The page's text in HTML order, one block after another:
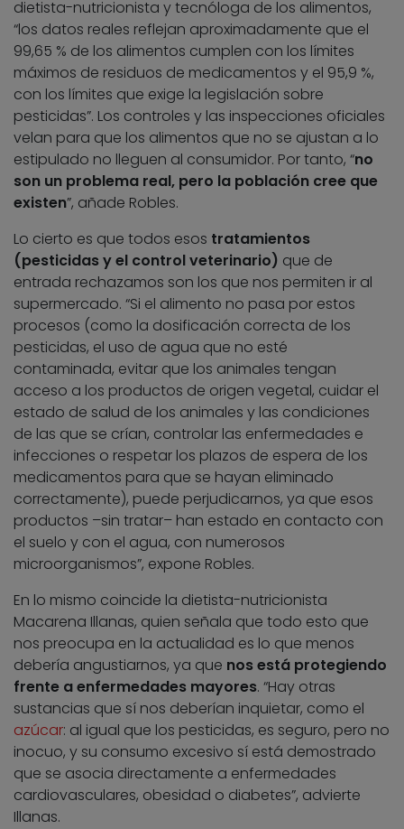
dietista-nutricionista y tecnóloga de los alimentos,
“los datos reales reflejan aproximadamente que el
99,65 % de los alimentos cumplen con los límites
máximos de residuos de medicamentos y el 95,9 %,
con los límites que exige la legislación sobre
pesticidas”. Los controles y las inspecciones oficiales
velan para que los alimentos que no se ajustan a lo
estipulado no lleguen al consumidor. Por tanto, “no
son un problema real, pero la población cree que
existen”, añade Robles.
Lo cierto es que todos esos tratamientos
(pesticidas y el control veterinario) que de
entrada rechazamos son los que nos permiten ir al
supermercado. “Si el alimento no pasa por estos
procesos (como la dosificación correcta de los
pesticidas, el uso de agua que no esté
contaminada, evitar que los animales tengan
acceso a los productos de origen vegetal, cuidar el
estado de salud de los animales y las condiciones
de las que se crían, controlar las enfermedades e
infecciones o respetar los plazos de espera de los
medicamentos para que se hayan eliminado
correctamente), puede perjudicarnos, ya que esos
productos –sin tratar– han estado en contacto con
el suelo y con el agua, con numerosos
microorganismos”, expone Robles.
En lo mismo coincide la dietista-nutricionista
Macarena Illanas, quien señala que todo esto que
nos preocupa en la actualidad es lo que menos
debería angustiarnos, ya que nos está protegiendo
frente a enfermedades mayores. “Hay otras
sustancias que sí nos deberían inquietar, como el
azúcar: al igual que los pesticidas, es seguro, pero no
inocuo, y su consumo excesivo sí está demostrado
que se asocia directamente a enfermedades
cardiovasculares, obesidad o diabetes”, advierte
Illanas.